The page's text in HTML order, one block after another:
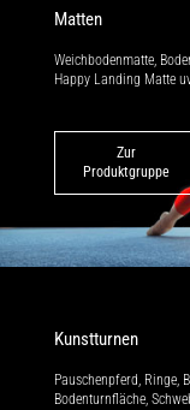
Matten
Weichbodenmatte,
Happy Landing Matte
Zur
Produktgruppe
Kunstturnen
Pauschenpferd, Ringe,
Bodenturnfläche,